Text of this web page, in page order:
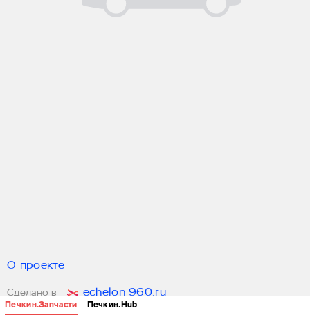
Печкин.Запчасти Печкин.Hub
О проекте
Сделано в echelon 960.ru